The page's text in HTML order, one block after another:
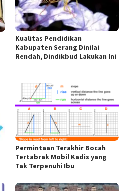
Kualitas Pendidikan
Kabupaten Serang Dinilai
Rendah, Dindikbud Lakukan Ini
Permintaan Terakhir Bocah
Tertabrak Mobil Kadis yang
Tak Terpenuhi Ibu